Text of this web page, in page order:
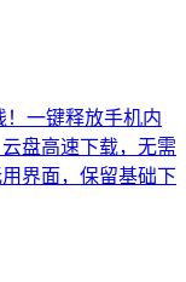
！一键释放手机内
盘高速下载，无需
界面，保留基础下